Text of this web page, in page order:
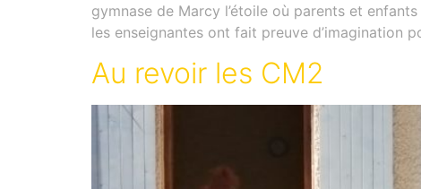
gymnase de Marcy l’étoile où parents et
les enseignantes ont fait preuve d’imagination
Au revoir les CM2